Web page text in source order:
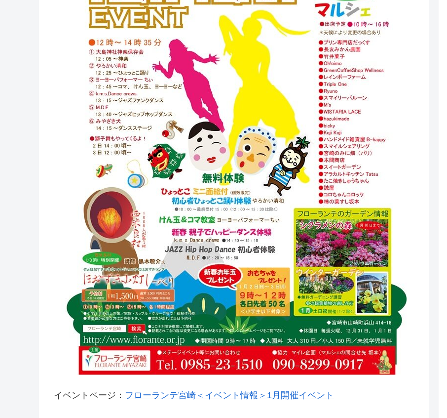
イベントページ： フローランテ宮崎＜イベント情報＞1月開催イベント